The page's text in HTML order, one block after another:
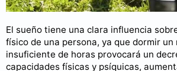
El sueño tiene una clara influencia
físico de una persona, ya que dormir un
insuficiente de horas provocará un
capacidades físicas y psíquicas,